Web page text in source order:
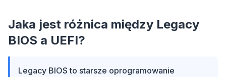
Jaka jest różnica między Legacy
BIOS a UEFI?
Legacy BIOS to starsze oprogramowanie